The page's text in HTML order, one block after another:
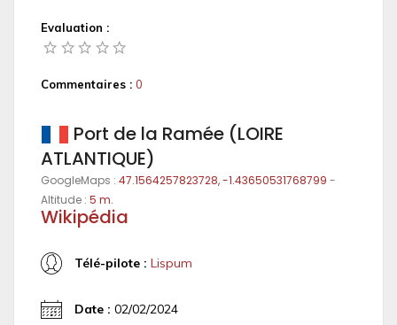
Evaluation :
Commentaires : 0
Port de la Ramée (LOIRE
ATLANTIQUE)
GoogleMaps : 47.1564257823728, -1.43650531768799 -
Altitude : 5 m.
Wikipédia
Télé-pilote : Lispum
Date : 02/02/2024